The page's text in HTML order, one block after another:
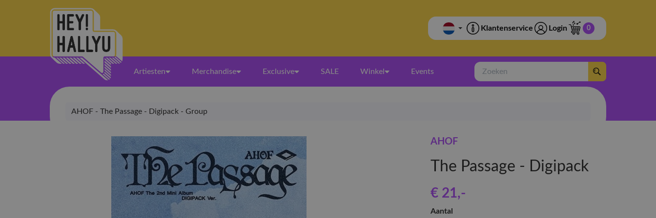
Klantenservice Login 0
Artiesten Merchandise Exclusive SALE Winkel Events
Zoeken
AHOF - The Passage - Digipack - Group
AHOF
The Passage - Digipack
€ 21,-
Aantal